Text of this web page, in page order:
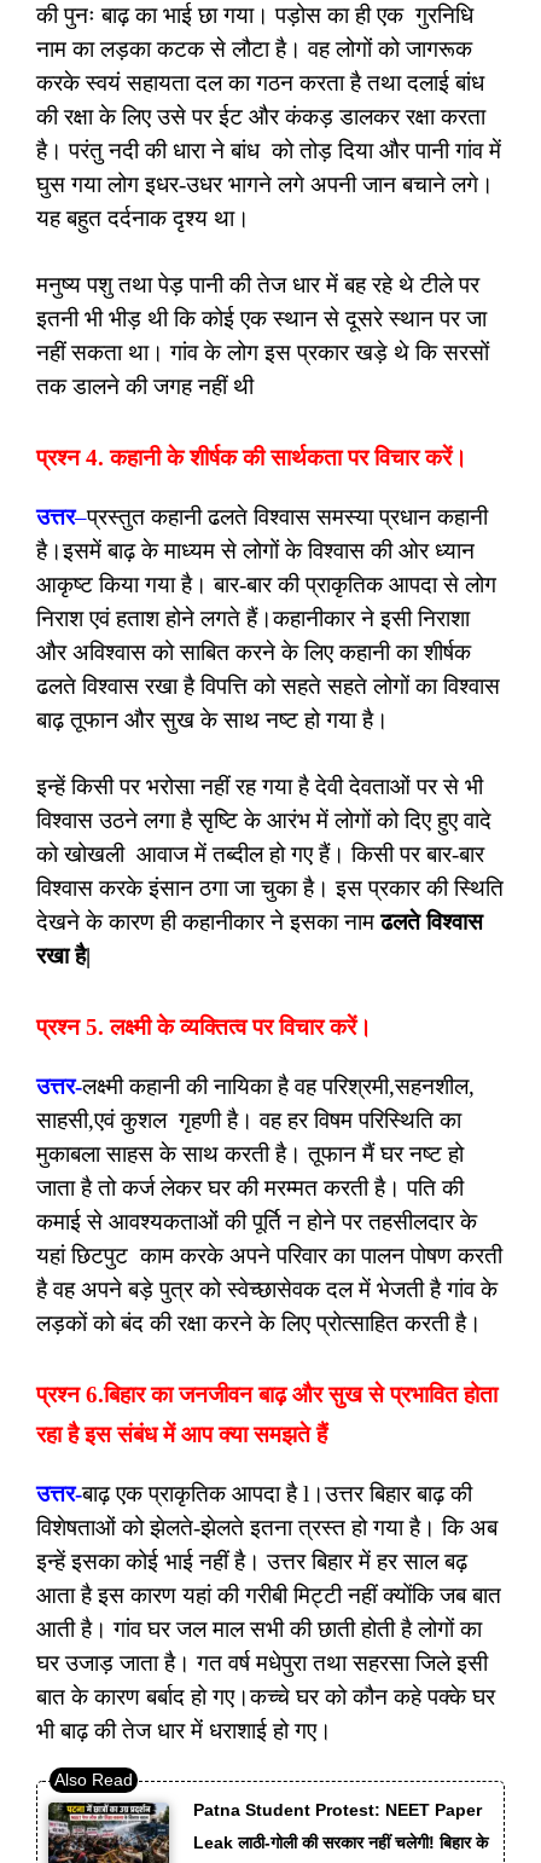
की पुनः बाढ़ का भाई छा गया। पड़ोस का ही एक गुरनिधि
नाम का लड़का कटक से लौटा है। वह लोगों को जागरूक
करके स्वयं सहायता दल का गठन करता है तथा दलाई बांध
की रक्षा के लिए उसे पर ईट और कंकड़ डालकर रक्षा करता
है। परंतु नदी की धारा ने बांध को तोड़ दिया और पानी गांव में
घुस गया लोग इधर-उधर भागने लगे अपनी जान बचाने लगे।
यह बहुत दर्दनाक दृश्य था।
मनुष्य पशु तथा पेड़ पानी की तेज धार में बह रहे थे टीले पर
इतनी भी भीड़ थी कि कोई एक स्थान से दूसरे स्थान पर जा
नहीं सकता था। गांव के लोग इस प्रकार खड़े थे कि सरसों
तक डालने की जगह नहीं थी
प्रश्न 4. कहानी के शीर्षक की सार्थकता पर विचार करें।
उत्तर–प्रस्तुत कहानी ढलते विश्वास समस्या प्रधान कहानी
है।इसमें बाढ़ के माध्यम से लोगों के विश्वास की ओर ध्यान
आकृष्ट किया गया है। बार-बार की प्राकृतिक आपदा से लोग
निराश एवं हताश होने लगते हैं।कहानीकार ने इसी निराशा
और अविश्वास को साबित करने के लिए कहानी का शीर्षक
ढलते विश्वास रखा है विपत्ति को सहते सहते लोगों का विश्वास
बाढ़ तूफान और सुख के साथ नष्ट हो गया है।
इन्हें किसी पर भरोसा नहीं रह गया है देवी देवताओं पर से भी
विश्वास उठने लगा है सृष्टि के आरंभ में लोगों को दिए हुए वादे
को खोखली आवाज में तब्दील हो गए हैं। किसी पर बार-बार
विश्वास करके इंसान ठगा जा चुका है। इस प्रकार की स्थिति
देखने के कारण ही कहानीकार ने इसका नामढलते विश्वास
रखा है|
प्रश्न 5. लक्ष्मी के व्यक्तित्व पर विचार करें।
उत्तर-लक्ष्मी कहानी की नायिका है वह परिश्रमी,सहनशील,
साहसी,एवं कुशल गृहणी है। वह हर विषम परिस्थिति का
मुकाबला साहस के साथ करती है। तूफान मैं घर नष्ट हो
जाता है तो कर्ज लेकर घर की मरम्मत करती है। पति की
कमाई से आवश्यकताओं की पूर्ति न होने पर तहसीलदार के
यहां छिटपुट काम करके अपने परिवार का पालन पोषण करती
है वह अपने बड़े पुत्र को स्वेच्छासेवक दल में भेजती है गांव के
लड़कों को बंद की रक्षा करने के लिए प्रोत्साहित करती है।
प्रश्न 6.बिहार का जनजीवन बाढ़ और सुख से प्रभावित होता
रहा है इस संबंध में आप क्या समझते हैं
उत्तर-बाढ़ एक प्राकृतिक आपदा है l।उत्तर बिहार बाढ़ की
विशेषताओं को झेलते-झेलते इतना त्रस्त हो गया है। कि अब
इन्हें इसका कोई भाई नहीं है। उत्तर बिहार में हर साल बढ़
आता है इस कारण यहां की गरीबी मिट्टी नहीं क्योंकि जब बात
आती है। गांव घर जल माल सभी की छाती होती है लोगों का
घर उजाड़ जाता है। गत वर्ष मधेपुरा तथा सहरसा जिले इसी
बात के कारण बर्बाद हो गए।कच्चे घर को कौन कहे पक्के घर
भी बाढ़ की तेज धार में धराशाई हो गए।
Patna Student Protest: NEET Paper
Leak लाठी-गोली की सरकार नहीं चलेगी! बिहार के